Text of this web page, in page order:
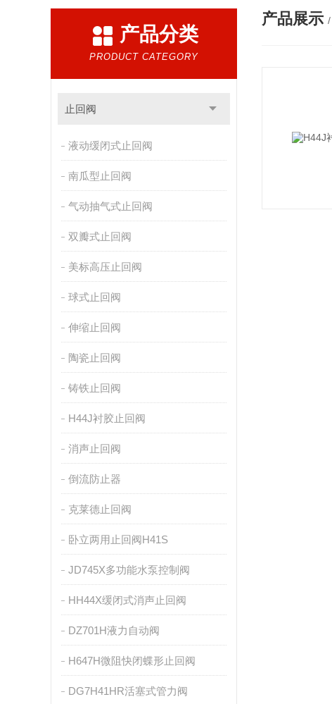
产品分类
PRODUCT CATEGORY
止回阀
液动缓闭式止回阀
南瓜型止回阀
气动抽气式止回阀
双瓣式止回阀
美标高压止回阀
球式止回阀
伸缩止回阀
陶瓷止回阀
铸铁止回阀
H44J衬胶止回阀
消声止回阀
倒流防止器
克莱德止回阀
卧立两用止回阀H41S
JD745X多功能水泵控制阀
HH44X缓闭式消声止回阀
DZ701H液力自动阀
H647H微阻快闭蝶形止回阀
DG7H41HR活塞式管力阀
产品展示